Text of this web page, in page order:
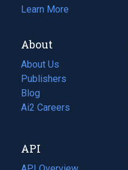
Learn More
About
About Us
Publishers
Blog
(opens
in
tab)
Ai2 Careers
(opens
new
tab)
API